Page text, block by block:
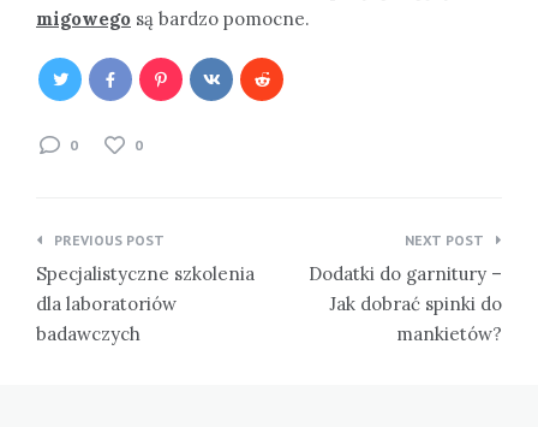
migowego są bardzo pomocne.
0 0
Nawigacja
wpisu
PREVIOUS POST
Specjalistyczne szkolenia
dla laboratoriów
badawczych
NEXT POST
Dodatki do garnitury –
Jak dobrać spinki do
mankietów?